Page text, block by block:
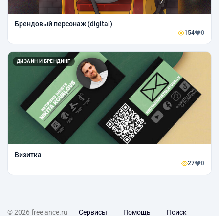
Брендовый персонаж (digital)
154 0
ДИЗАЙН И БРЕНДИНГ
Визитка
27 0
© 2026 freelance.ru Сервисы Помощь Поиск